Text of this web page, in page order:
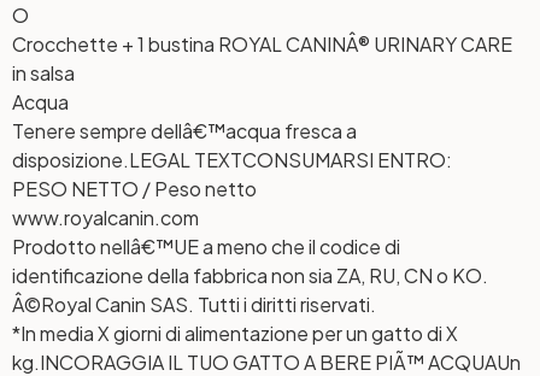
O
Crocchette + 1 bustina ROYAL CANINÂ® URINARY CARE
in salsa
Acqua
Tenere sempre dellâ€™acqua fresca a
disposizione.LEGAL TEXTCONSUMARSI ENTRO:
PESO NETTO / Peso netto
www.royalcanin.com
Prodotto nellâ€™UE a meno che il codice di
identificazione della fabbrica non sia ZA, RU, CN o KO.
Â©Royal Canin SAS. Tutti i diritti riservati.
*In media X giorni di alimentazione per un gatto di X
kg.INCORAGGIA IL TUO GATTO A BERE PIÃ™ ACQUAUn